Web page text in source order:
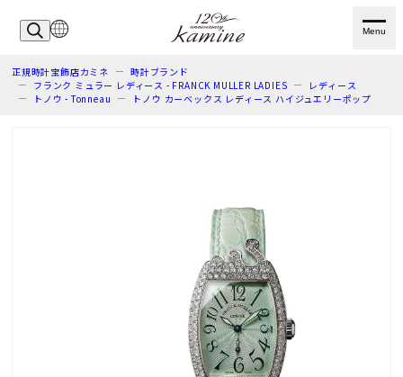
Menu
正規時計宝飾店カミネ
時計ブランド
フランク ミュラー レディース - FRANCK MULLER LADIES
レディース
トノウ - Tonneau
トノウ カーベックス レディース ハイジュエリーポップ